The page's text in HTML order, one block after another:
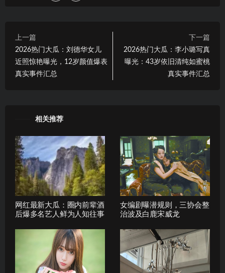
上一篇
2026热门大瓜：刘德华女儿
近照惊艳曝光，12岁颜值爆表
真实事件汇总
下一篇
2026热门大瓜：李小璐写真
曝光：43岁依旧清纯如蜜桃
真实事件汇总
相关推荐
网红最新大瓜：圈内前辈酒
后爆多名艺人鲜为人知往事
女编剧曝潜规则，三协会整
治波及白鹿宋威龙